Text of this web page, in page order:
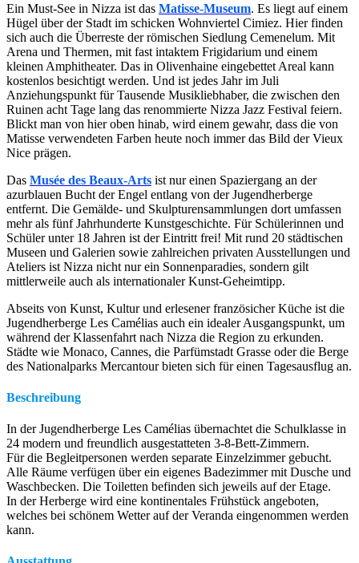
Ein Must-See in Nizza ist das Matisse-Museum. Es liegt auf einem
Hügel über der Stadt im schicken Wohnviertel Cimiez. Hier finden
sich auch die Überreste der römischen Siedlung Cemenelum. Mit
Arena und Thermen, mit fast intaktem Frigidarium und einem
kleinen Amphitheater. Das in Olivenhaine eingebettet Areal kann
kostenlos besichtigt werden. Und ist jedes Jahr im Juli
Anziehungspunkt für Tausende Musikliebhaber, die zwischen den
Ruinen acht Tage lang das renommierte Nizza Jazz Festival feiern.
Blickt man von hier oben hinab, wird einem gewahr, dass die von
Matisse verwendeten Farben heute noch immer das Bild der Vieux
Nice prägen.
Das Musée des Beaux-Arts ist nur einen Spaziergang an der
azurblauen Bucht der Engel entlang von der Jugendherberge
entfernt. Die Gemälde- und Skulpturensammlungen dort umfassen
mehr als fünf Jahrhunderte Kunstgeschichte. Für Schülerinnen und
Schüler unter 18 Jahren ist der Eintritt frei! Mit rund 20 städtischen
Museen und Galerien sowie zahlreichen privaten Ausstellungen und
Ateliers ist Nizza nicht nur ein Sonnenparadies, sondern gilt
mittlerweile auch als internationaler Kunst-Geheimtipp.
Abseits von Kunst, Kultur und erlesener französicher Küche ist die
Jugendherberge Les Camélias auch ein idealer Ausgangspunkt, um
während der Klassenfahrt nach Nizza die Region zu erkunden.
Städte wie Monaco, Cannes, die Parfümstadt Grasse oder die Berge
des Nationalparks Mercantour bieten sich für einen Tagesausflug an.
Beschreibung
In der Jugendherberge Les Camélias übernachtet die Schulklasse in
24 modern und freundlich ausgestatteten 3-8-Bett-Zimmern.
Für die Begleitpersonen werden separate Einzelzimmer gebucht.
Alle Räume verfügen über ein eigenes Badezimmer mit Dusche und
Waschbecken. Die Toiletten befinden sich jeweils auf der Etage.
In der Herberge wird eine kontinentales Frühstück angeboten,
welches bei schönem Wetter auf der Veranda eingenommen werden
kann.